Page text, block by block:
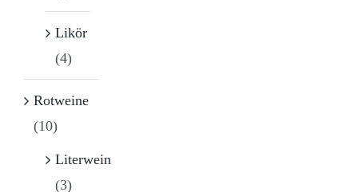
Likör
(4)
Rotweine
(10)
Literwein
(3)